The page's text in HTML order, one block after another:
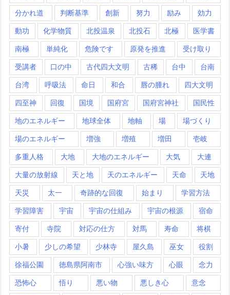
分かれ道 判断基準 創新 努力 励み 効力
動功 化学物質 北投温泉 北投石 北極 医学書
南極 単純化 危険です 原発を推進 受け取り
受講者 口の中 古代四大文明 古稀 台中 台南
台湾 呼吸法 命日 和合 唇の腫れ 四大文明
四至神 回復 国境 国府宮 国府宮神社 国民性
地のエネルギー 地球全体 地軸 場 場づくり
場のエネルギー 増強 増殖 増田 壱岐
多重人格 大地 大地のエネルギー 大気 大連
大量の放射線 天と地 天のエネルギー 天命 天地
天災 太一 奇跡的な回復 始まり 学習方法
学習障害 宇宙 宇宙の仕組み 宇宙の根源 宿命
寄付 寺院 対応の仕方 対馬 寿命 将棋
小暑 少しの希望 少林寺 屋久島 巫女 役割
徐福公園 徳島県阿南市 心強い味方 心眼 念力
恐怖心 悟り 悪い物 悪しき心 意念